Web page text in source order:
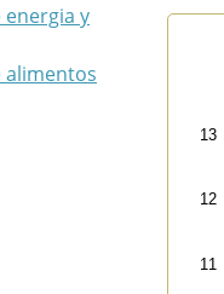
energia y
alimentos
11
12
13